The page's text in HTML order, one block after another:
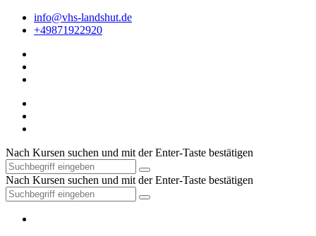
info@vhs-landshut.de
+49871922920
Nach Kursen suchen und mit der Enter-Taste bestätigen
Nach Kursen suchen und mit der Enter-Taste bestätigen